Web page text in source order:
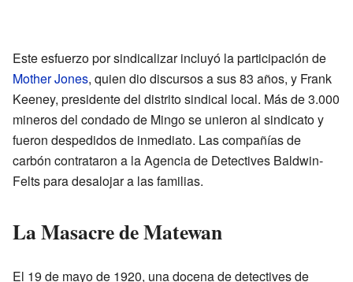
Este esfuerzo por sindicalizar incluyó la participación de
Mother Jones, quien dio discursos a sus 83 años, y Frank
Keeney, presidente del distrito sindical local. Más de 3.000
mineros del condado de Mingo se unieron al sindicato y
fueron despedidos de inmediato. Las compañías de
carbón contrataron a la Agencia de Detectives Baldwin-
Felts para desalojar a las familias.
La Masacre de Matewan
El 19 de mayo de 1920, una docena de detectives de